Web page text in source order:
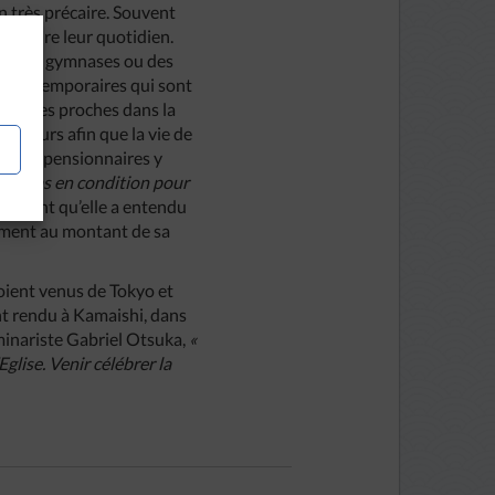
très précaire. Souvent
leur quotidien.
des gymnases ou des
temporaires qui sont
ses proches dans la
jours afin que la vie de
pensionnaires y
pas en condition pour
qu’elle a entendu
au montant de sa
venus de Tokyo et
rendu à Kamaishi, dans
Gabriel Otsuka, «
Venir célébrer la